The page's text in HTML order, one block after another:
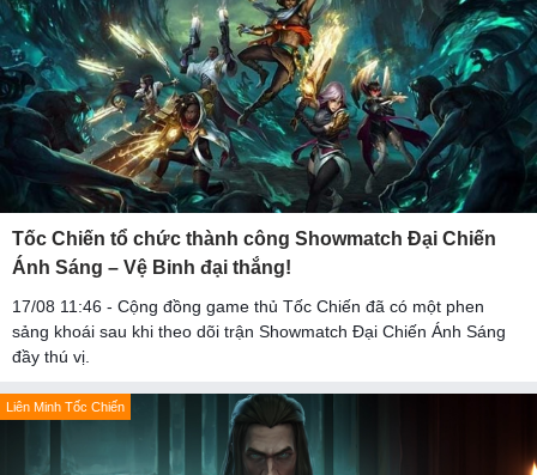
Tốc Chiến tổ chức thành công Showmatch Đại Chiến
Ánh Sáng – Vệ Binh đại thắng!
17/08 11:46 - Cộng đồng game thủ Tốc Chiến đã có một phen
sảng khoái sau khi theo dõi trận Showmatch Đại Chiến Ánh Sáng
đầy thú vị.
Liên Minh Tốc Chiến